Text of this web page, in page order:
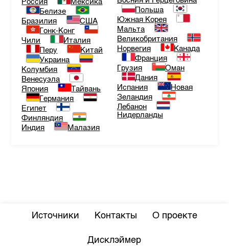
Россия
Мексика
Белизе
Бразилия
США
Гонк-Конг
Чили
Италия
Перу
Китай
Украина
Колумбия
Венесуэла
Япония
Тайвань
Германия
Египет
Финляндия
Индия
Малазия
Польша
Южная Корея
Мальта
Великобритания
Норвегия
Канада
Франция
Грузия
Оман
Дания
Испания
Новая
Зеландия
Лебанон
Нидерланды
Источники Контакты О проекте
Дисклэймер